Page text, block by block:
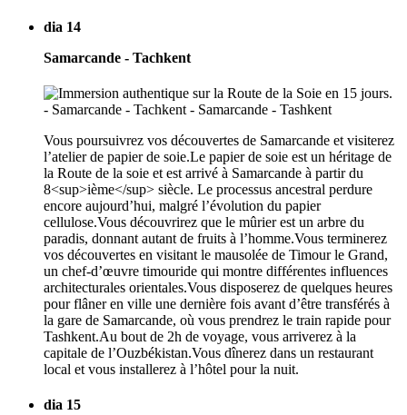
dia 14
Samarcande - Tachkent
Vous poursuivrez vos découvertes de Samarcande et visiterez
l’atelier de papier de soie.Le papier de soie est un héritage de
la Route de la soie et est arrivé à Samarcande à partir du
8<sup>ième</sup> siècle. Le processus ancestral perdure
encore aujourd’hui, malgré l’évolution du papier
cellulose.Vous découvrirez que le mûrier est un arbre du
paradis, donnant autant de fruits à l’homme.Vous terminerez
vos découvertes en visitant le mausolée de Timour le Grand,
un chef-d’œuvre timouride qui montre différentes influences
architecturales orientales.Vous disposerez de quelques heures
pour flâner en ville une dernière fois avant d’être transférés à
la gare de Samarcande, où vous prendrez le train rapide pour
Tashkent.Au bout de 2h de voyage, vous arriverez à la
capitale de l’Ouzbékistan.Vous dînerez dans un restaurant
local et vous installerez à l’hôtel pour la nuit.
dia 15